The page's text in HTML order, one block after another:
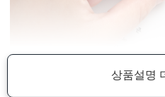
상품설명